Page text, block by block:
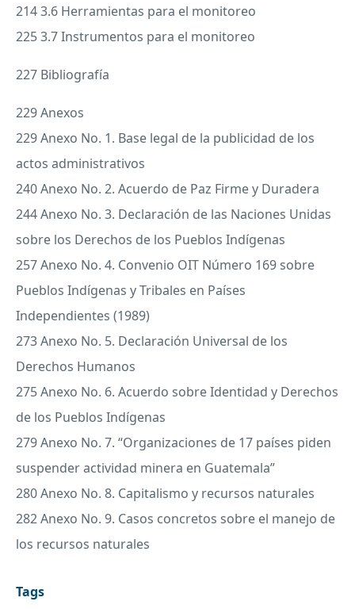
214 3.6 Herramientas para el monitoreo
225 3.7 Instrumentos para el monitoreo
227 Bibliografía
229 Anexos
229 Anexo No. 1. Base legal de la publicidad de los
actos administrativos
240 Anexo No. 2. Acuerdo de Paz Firme y Duradera
244 Anexo No. 3. Declaración de las Naciones Unidas
sobre los Derechos de los Pueblos Indígenas
257 Anexo No. 4. Convenio OIT Número 169 sobre
Pueblos Indígenas y Tribales en Países
Independientes (1989)
273 Anexo No. 5. Declaración Universal de los
Derechos Humanos
275 Anexo No. 6. Acuerdo sobre Identidad y Derechos
de los Pueblos Indígenas
279 Anexo No. 7. “Organizaciones de 17 países piden
suspender actividad minera en Guatemala”
280 Anexo No. 8. Capitalismo y recursos naturales
282 Anexo No. 9. Casos concretos sobre el manejo de
los recursos naturales
Tags